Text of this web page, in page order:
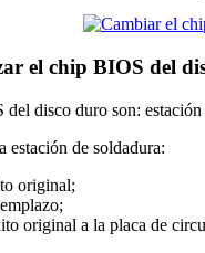
el chip BIOS del
disco duro son:
estación de soldadura:
original;
original a la placa de